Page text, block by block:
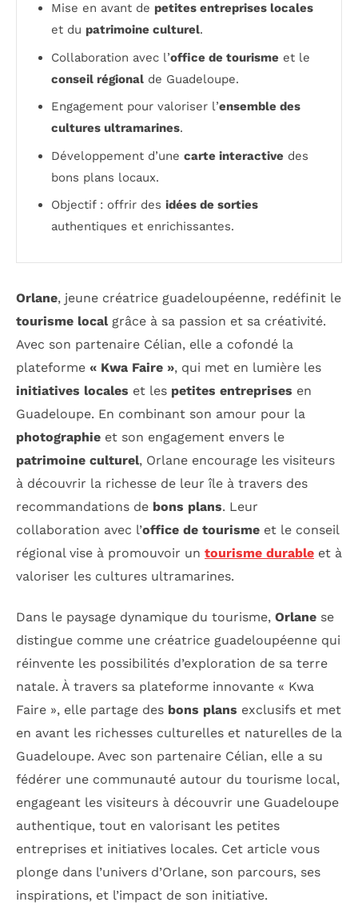
Mise en avant de petites entreprises locales
et du patrimoine culturel.
Collaboration avec l’office de tourisme et le
conseil régional de Guadeloupe.
Engagement pour valoriser l’ensemble des
cultures ultramarines.
Développement d’une carte interactive des
bons plans locaux.
Objectif : offrir des idées de sorties
authentiques et enrichissantes.
Orlane, jeune créatrice guadeloupéenne, redéfinit le
tourisme localgrâce à sa passion et sa créativité.
Avec son partenaire Célian, elle a cofondé la
plateforme « Kwa Faire », qui met en lumière les
initiatives locales et les petites entreprises en
Guadeloupe. En combinant son amour pour la
photographie et son engagement envers le
patrimoine culturel, Orlane encourage les visiteurs
à découvrir la richesse de leur île à travers des
recommandations de bons plans. Leur
collaboration avec l’office de tourisme et le conseil
régional vise à promouvoir un tourisme durable et à
valoriser les cultures ultramarines.
Dans le paysage dynamique du tourisme, Orlane se
distingue comme une créatrice guadeloupéenne qui
réinvente les possibilités d’exploration de sa terre
natale. À travers sa plateforme innovante « Kwa
Faire », elle partage des bons plans exclusifs et met
en avant les richesses culturelles et naturelles de la
Guadeloupe. Avec son partenaire Célian, elle a su
fédérer une communauté autour du tourisme local,
engageant les visiteurs à découvrir une Guadeloupe
authentique, tout en valorisant les petites
entreprises et initiatives locales. Cet article vous
plonge dans l’univers d’Orlane, son parcours, ses
inspirations, et l’impact de son initiative.